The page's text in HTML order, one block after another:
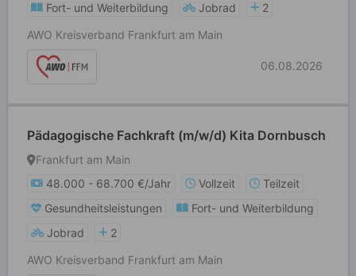
Fort- und Weiterbildung
Jobrad
2
AWO Kreisverband Frankfurt am Main
06.08.2026
Pädagogische Fachkraft (m/w/d) Kita Dornbusch
Frankfurt am Main
48.000 - 68.700 €/Jahr
Vollzeit
Teilzeit
Gesundheitsleistungen
Fort- und Weiterbildung
Jobrad
2
AWO Kreisverband Frankfurt am Main